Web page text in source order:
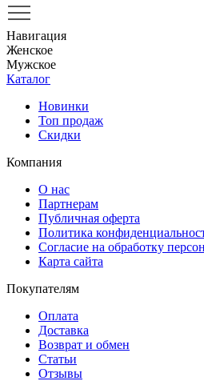
Навигация
Женское
Мужское
Каталог
Новинки
Топ продаж
Скидки
Компания
О нас
Партнерам
Публичная оферта
Политика
Согласие на обработку
Карта сайта
Покупателям
Оплата
Доставка
Возврат и обмен
Статьи
Отзывы